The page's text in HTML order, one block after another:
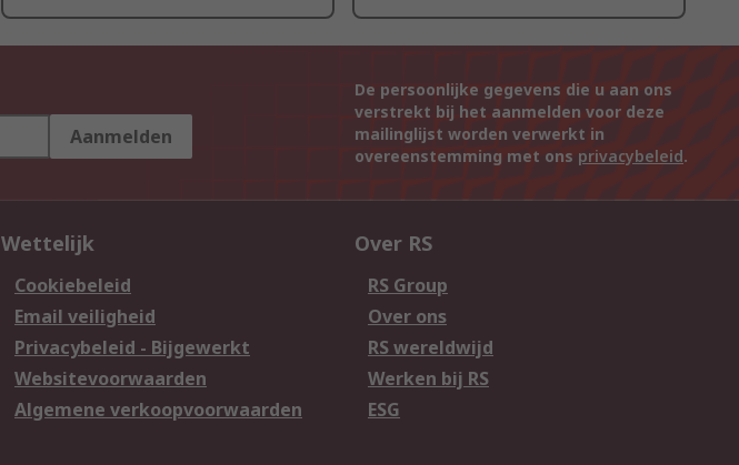
Aanmelden
De persoonlijke gegevens die u aan ons
verstrekt bij het aanmelden voor deze
mailinglijst worden verwerkt in
overeenstemming met ons privacybeleid.
Wettelijk
Cookiebeleid
Email veiligheid
Privacybeleid - Bijgewerkt
Websitevoorwaarden
Algemene verkoopvoorwaarden
Over RS
RS Group
Over ons
RS wereldwijd
Werken bij RS
ESG